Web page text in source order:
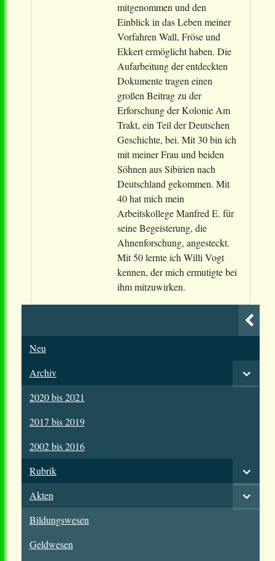
mitgenommen und den
Einblick in das Leben meiner
Vorfahren Wall, Fröse und
Ekkert ermöglicht haben. Die
Aufarbeitung der entdeckten
Dokumente tragen einen
großen Beitrag zu der
Erforschung der Kolonie Am
Trakt, ein Teil der Deutschen
Geschichte, bei. Mit 30 bin ich
mit meiner Frau und beiden
Söhnen aus Sibirien nach
Deutschland gekommen. Mit
40 hat mich mein
Arbeitskollege Manfred E. für
seine Begeisterung, die
Ahnenforschung, angesteckt.
Mit 50 lernte ich Willi Vogt
kennen, der mich ermutigte bei
ihm mitzuwirken.
Neu
Archiv
2020 bis 2021
2017 bis 2019
2002 bis 2016
Rubrik
Akten
Bildungswesen
Geldwesen